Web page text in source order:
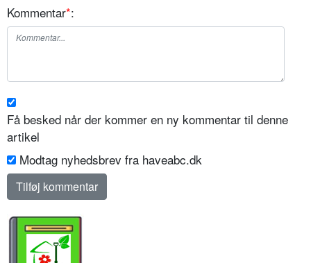
Kommentar*:
Få besked når der kommer en ny kommentar til denne
artikel
Modtag nyhedsbrev fra haveabc.dk